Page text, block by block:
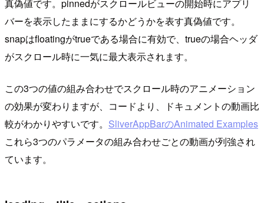
真偽値です。pinnedがスクロールビューの開始時にアプリ
バーを表示したままにするかどうかを表す真偽値です。
snapはfloatingがtrueである場合に有効で、trueの場合ヘッダ
がスクロール時に一気に最大表示されます。
この3つの値の組み合わせでスクロール時のアニメーション
の効果が変わりますが、コードより、ドキュメントの動画比
較がわかりやすいです。 SliverAppBarのAnimated Examples
これら3つのパラメータの組み合わせごとの動画が列強され
ています。